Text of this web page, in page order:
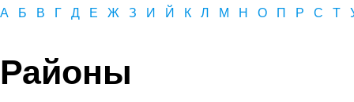
А Б В Г Д Е Ж З И Й К Л М Н О П Р С Т
Районы